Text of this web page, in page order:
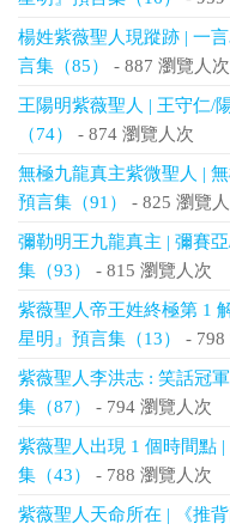
楊姓紫薇聖人現蹤跡 | 一
言集（85）
- 887 瀏覽人次
王陽明紫薇聖人 | 王守仁/
（74）
- 874 瀏覽人次
無極九龍真主紫微聖人 |
預言集（91）
- 825 瀏覽
彌勒明王九龍真主 | 彌賽
集（93）
- 815 瀏覽人次
紫薇聖人帝王姓終極第 1
星明』預言集（13）
- 798
紫薇聖人李洪志 : 笑話冠
集（87）
- 794 瀏覽人次
紫薇聖人出現 1 個時間點
集（43）
- 788 瀏覽人次
紫薇聖人天命所在 | 《推